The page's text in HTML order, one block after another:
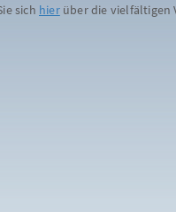
sich hierüber die vielfältigen